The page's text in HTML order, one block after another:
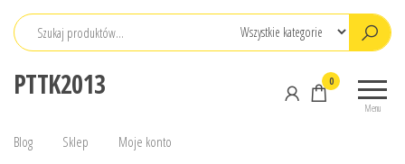
Przejdź
PTTK2013
Menu
0
Blog Sklep Moje konto